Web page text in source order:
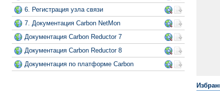
6. Регистрация узла связи
7. Документация Carbon NetMon
Документация Carbon Reductor 7
Документация Carbon Reductor 8
Документация по платформе Carbon